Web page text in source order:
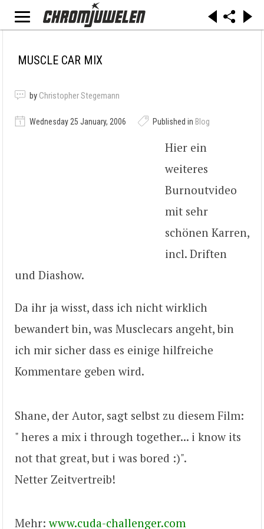
MUSCLE CAR MIX
by Christopher Stegemann
Wednesday 25 January, 2006 Published in Blog
Hier ein
weiteres
Burnoutvideo
mit sehr
schönen Karren,
incl. Driften
und Diashow.
Da ihr ja wisst, dass ich nicht wirklich
bewandert bin, was Musclecars angeht, bin
ich mir sicher dass es einige hilfreiche
Kommentare geben wird.
Shane, der Autor, sagt selbst zu diesem Film:
" heres a mix i through together... i know its
not that great, but i was bored :)".
Netter Zeitvertreib!
Mehr:www.cuda-challenger.com